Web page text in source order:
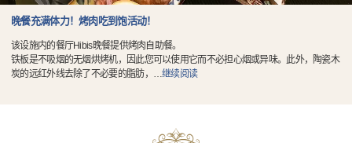
晚餐充满体力！烤肉吃到饱活动！
该设施内的餐厅Hibis晚餐提供烤肉自助餐。
铁板是不吸烟的无烟烘烤机，因此您可以使用它而不必担心烟或异味。此外，陶瓷木
炭的远红外线去除了不必要的脂肪， …继续阅读